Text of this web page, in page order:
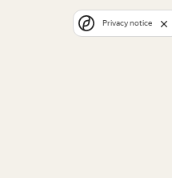
Privacy notice